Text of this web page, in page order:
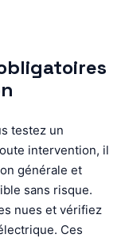
testez un
intervention, il
générale et
sans risque.
nues et vérifiez
Ces